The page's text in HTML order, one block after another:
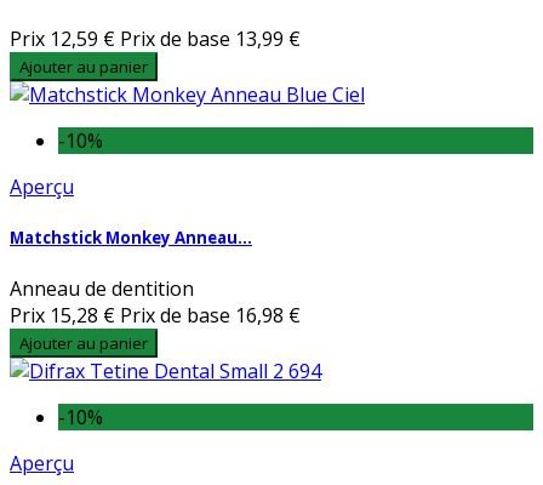
Prix 12,59 € Prix de base 13,99 €
Ajouter au panier
-10%
Aperçu
Matchstick Monkey Anneau...
Anneau de dentition
Prix 15,28 € Prix de base 16,98 €
Ajouter au panier
-10%
Aperçu